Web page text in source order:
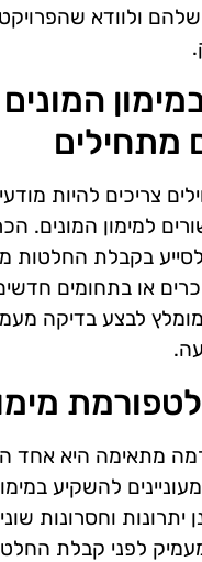
ולוודא
מתחילים
צריכים להיות
למימון המונים.
לסייע בקבלת
או בתחומים
לבצע בדיקה
מתאימה היא אחד
להשקיע
יתרונות וחסרונות
לפני קבלת